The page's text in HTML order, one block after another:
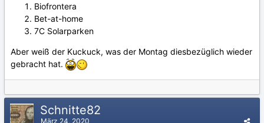
Biofrontera
Bet-at-home
7C Solarparken
Aber weiß der Kuckuck, was der Montag diesbezüglich wieder
gebracht hat.
Schnitte82
März 24, 2020